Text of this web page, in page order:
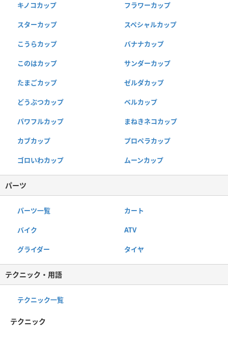
キノコカップ フラワーカップ
スターカップ スペシャルカップ
こうらカップ バナナカップ
このはカップ サンダーカップ
たまごカップ ゼルダカップ
どうぶつカップ ベルカップ
パワフルカップ まねきネコカップ
カブカップ プロペラカップ
ゴロいわカップ ムーンカップ
パーツ
パーツ一覧 カート
バイク ATV
グライダー タイヤ
テクニック・用語
テクニック一覧
テクニック